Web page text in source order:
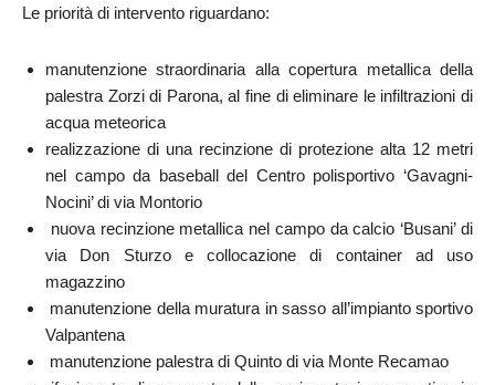
Le priorità di intervento riguardano:
manutenzione straordinaria alla copertura metallica della
palestra Zorzi di Parona, al fine di eliminare le infiltrazioni di
acqua meteorica
realizzazione di una recinzione di protezione alta 12 metri
nel campo da baseball del Centro polisportivo ‘Gavagni-
Nocini’ di via Montorio
nuova recinzione metallica nel campo da calcio ‘Busani’ di
via Don Sturzo e collocazione di container ad uso
magazzino
manutenzione della muratura in sasso all’impianto sportivo
Valpantena
manutenzione palestra di Quinto di via Monte Recamao